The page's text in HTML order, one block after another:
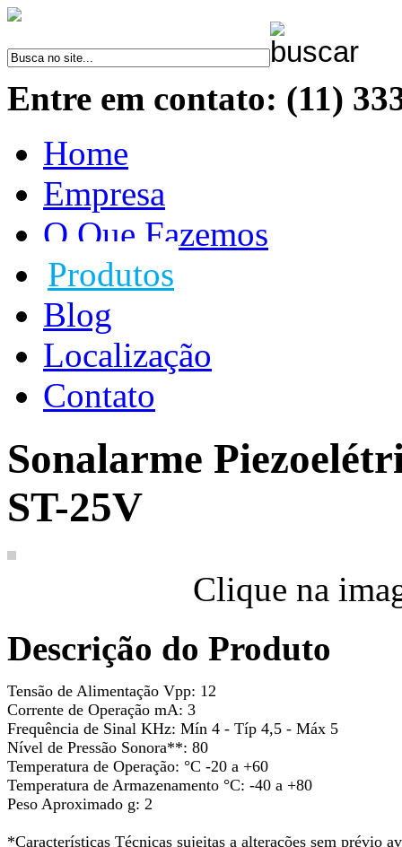
Entre em contato: (11)
Home
Empresa
O Que Fazemos
Produtos
Blog
Localização
Contato
Sonalarme
ST-25V
Clique na
Descrição do Produto
Tensão de Alimentação Vpp: 12
Corrente de Operação mA: 3
Frequência de Sinal KHz: Mín 4 - Típ 4,5 - Máx 5
Nível de Pressão Sonora**: 80
Temperatura de Operação: °C -20 a +60
Temperatura de Armazenamento °C: -40 a +80
Peso Aproximado g: 2
*Características Técnicas sujeitas a alterações sem prévio